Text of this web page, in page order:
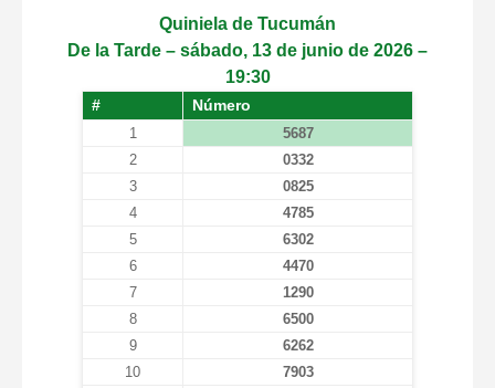
Quiniela de Tucumán
De la Tarde – sábado, 13 de junio de 2026 –
19:30
# Número
1
5687
2
0332
3
0825
4
4785
5
6302
6
4470
7
1290
8
6500
9
6262
10
7903